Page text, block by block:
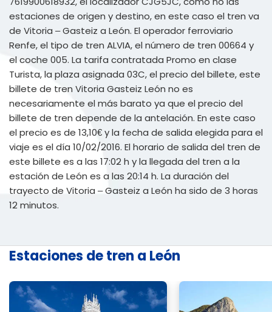
estaciones de origen y destino, en este caso el tren va
de Vitoria – Gasteiz a León. El operador ferroviario
Renfe, el tipo de tren ALVIA, el número de tren 00664 y
el coche 005. La tarifa contratada Promo en clase
Turista, la plaza asignada 03C, el precio del billete, este
billete de tren Vitoria Gasteiz León no es
necesariamente el más barato ya que el precio del
billete de tren depende de la antelación. En este caso
el precio es de 13,10€ y la fecha de salida elegida para el
viaje es el día 10/02/2016. El horario de salida del tren de
este billete es a las 17:02 h y la llegada del tren a la
estación de León es a las 20:14 h. La duración del
trayecto de Vitoria – Gasteiz a León ha sido de 3 horas
12 minutos.
Estaciones de tren a León